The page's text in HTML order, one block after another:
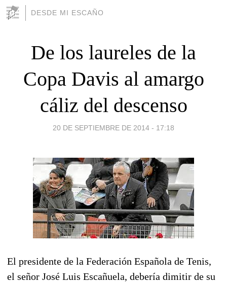
DESDE MI ESCAÑO
De los laureles de la
Copa Davis al amargo
cáliz del descenso
20 DE SEPTIEMBRE DE 2014 - 17:18
El presidente de la Federación Española de Tenis,
el señor José Luis Escañuela, debería dimitir de su